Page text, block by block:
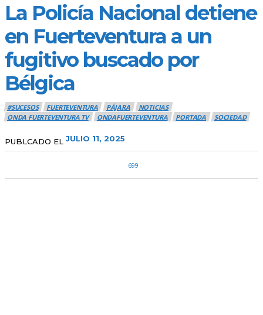
La Policía Nacional detiene
en Fuerteventura a un
fugitivo buscado por
Bélgica
#SUCESOS FUERTEVENTURA PÁJARA
NOTICIAS
ONDA FUERTEVENTURA TV
ONDAFUERTEVENTURA PORTADA SOCIEDAD
PUBLCADO EL JULIO 11, 2025
699